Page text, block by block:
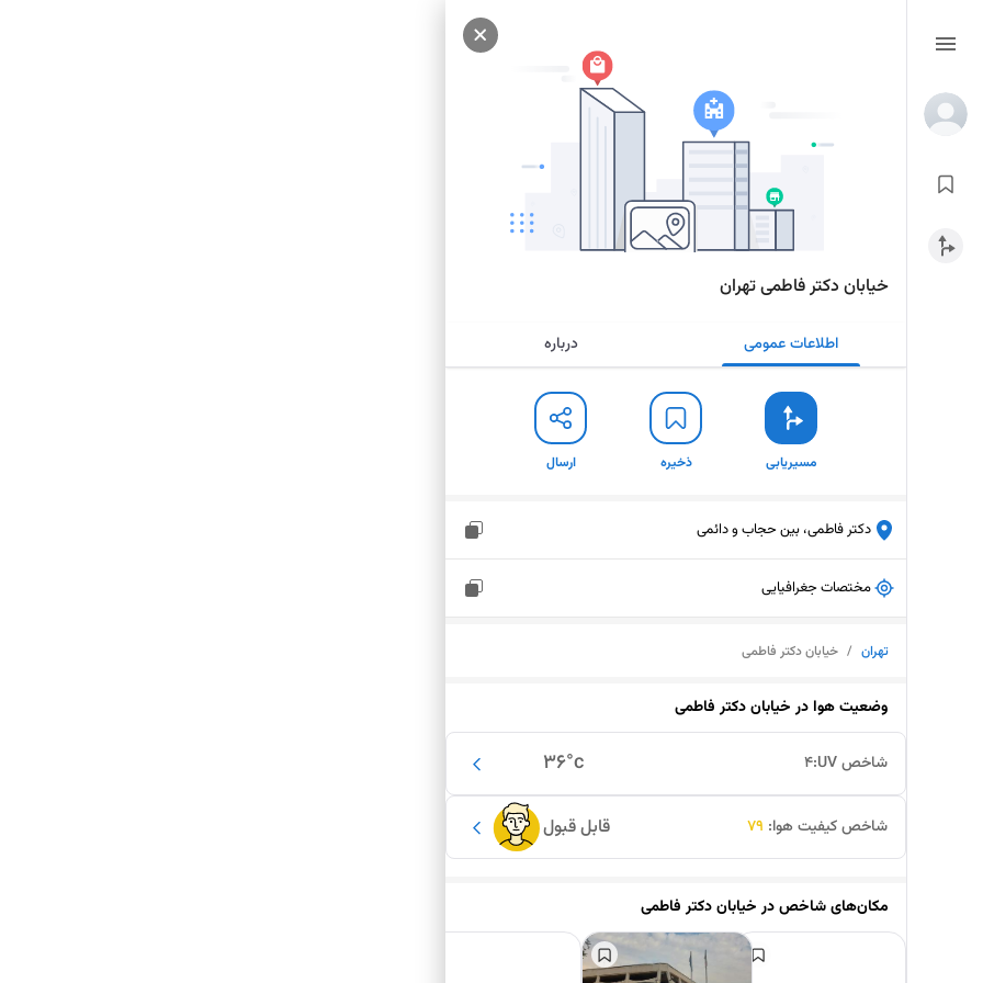
خیابان دکتر فاطمی تهران
اطلاعات عمومی درباره
مسیریابی ذخیره ارسال
دکتر فاطمی، بین حجاب و دائمی
مختصات جغرافیایی
تهران / خیابان دکتر فاطمی
وضعیت هوا درخیابان دکتر فاطمی
36°c شاخص UV: 4
قابل قبول شاخص کیفیت هوا: 79
مکان‌های شاخص درخیابان دکتر فاطمی